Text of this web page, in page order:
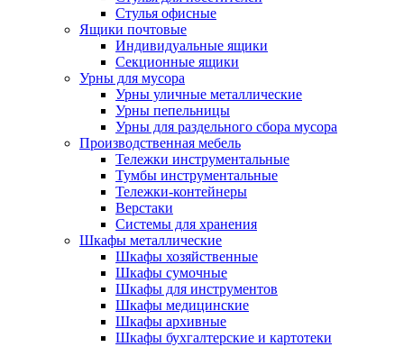
Стулья офисные
Ящики почтовые
Индивидуальные ящики
Секционные ящики
Урны для мусора
Урны уличные металлические
Урны пепельницы
Урны для раздельного сбора мусора
Производственная мебель
Тележки инструментальные
Тумбы инструментальные
Тележки-контейнеры
Верстаки
Системы для хранения
Шкафы металлические
Шкафы хозяйственные
Шкафы сумочные
Шкафы для инструментов
Шкафы медицинские
Шкафы архивные
Шкафы бухгалтерские и картотеки